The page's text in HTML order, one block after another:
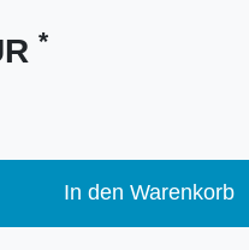
*
In den Warenkorb